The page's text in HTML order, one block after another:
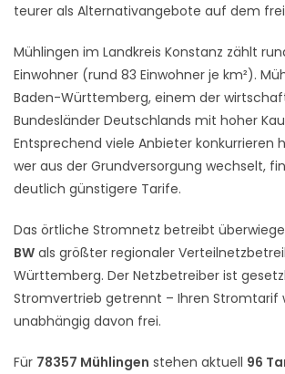
teurer als Alternativangebote auf dem
Mühlingen im Landkreis Konstanz zählt
Einwohner (rund 83 Einwohner je km²).
Baden-Württemberg, einem der
Bundesländer Deutschlands mit hoher
Entsprechend viele Anbieter konkurrieren
wer aus der Grundversorgung wechselt,
deutlich günstigere Tarife.
Das örtliche Stromnetz betreibt
BW als größter regionaler
Württemberg. Der Netzbetreiber ist
Stromvertrieb getrennt – Ihren Stromtarif
unabhängig davon frei.
Für 78357 Mühlingen stehen aktuell 96